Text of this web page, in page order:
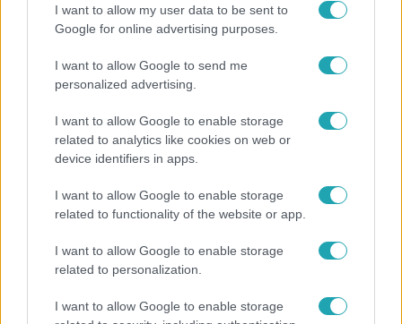
I want to allow my user data to be sent to
Google for online advertising purposes.
I want to allow Google to send me
personalized advertising.
I want to allow Google to enable storage
related to analytics like cookies on web or
device identifiers in apps.
I want to allow Google to enable storage
related to functionality of the website or app.
I want to allow Google to enable storage
related to personalization.
I want to allow Google to enable storage
Rubint Réka: A mai napig nem jött vissza a 100%-
os tüdőkapacitásom
13:37